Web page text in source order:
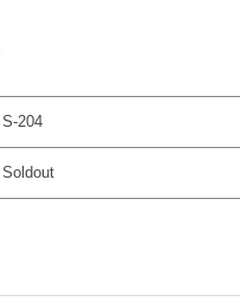
S-204
Soldout